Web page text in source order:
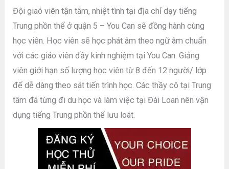
Đội giaó viên tận tâm, nhiệt tình tại địa chỉ dạy tiếng
Trung phồn thể ở quận 5 – You Can sẽ đồng hành cùng
học viên. Học viên sẽ học phát âm theo ngữ âm chuẩn
với các giáo viên đầy kinh nghiệm tại You Can. Giảng
viên giới hạn số lượng học viên từ 8 đến 12 người/ lớp
để dễ dàng theo sát tiến trình học. Các thầy cô tại Trung
tâm đã từng đi du học và làm việc tại Đài Loan nên vận
dụng tiếng Trung phồn thể lưu loát.